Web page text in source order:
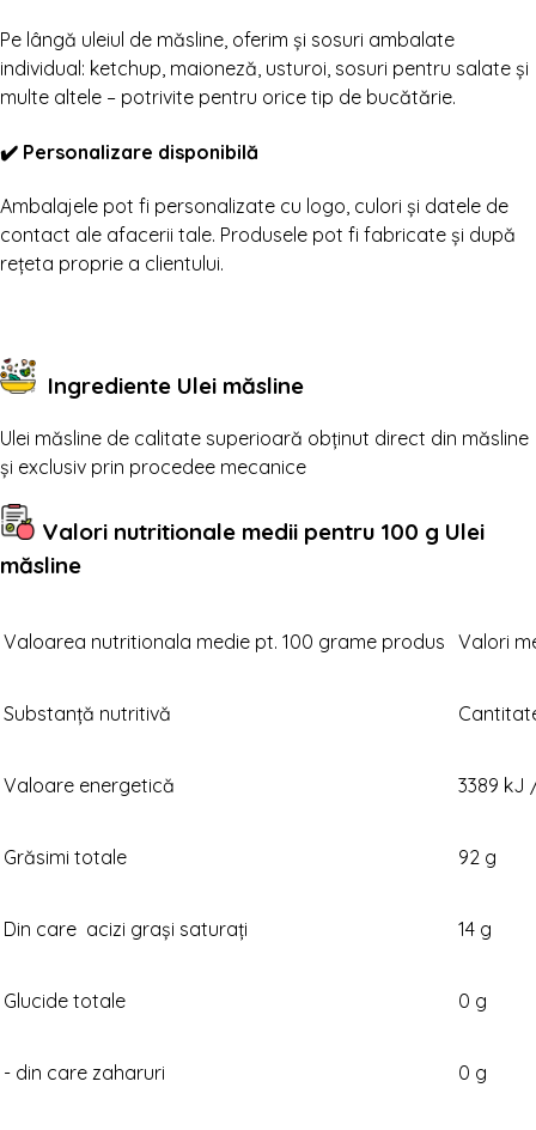
Pe lângă uleiul de măsline, oferim și sosuri ambalate
individual: ketchup, maioneză, usturoi, sosuri pentru salate și
multe altele – potrivite pentru orice tip de bucătărie.
✔️ Personalizare disponibilă
Ambalajele pot fi personalizate cu logo, culori și datele de
contact ale afacerii tale. Produsele pot fi fabricate și după
rețeta proprie a clientului.
Ingrediente Ulei măsline
Ulei măsline de calitate superioară obținut direct din măsline
și exclusiv prin procedee mecanice
Valori nutritionale medii pentru 100 g Ulei
măsline
Valoarea nutritionala medie pt. 100 grame produs Valori
Substanţă nutritivă
Valoare energetică 3389 kJ
Grăsimi totale 92 g
Din care acizi grași saturați 14 g
Glucide totale 0 g
- din care zaharuri 0 g